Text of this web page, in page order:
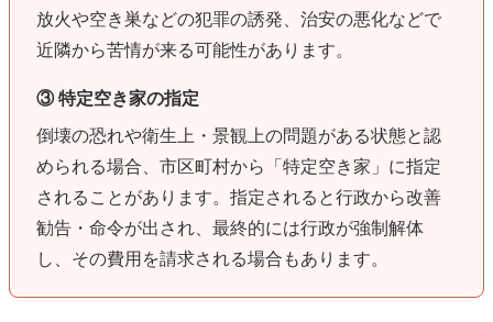
放火や空き巣などの犯罪の誘発、治安の悪化などで
近隣から苦情が来る可能性があります。
③ 特定空き家の指定
倒壊の恐れや衛生上・景観上の問題がある状態と認
められる場合、市区町村から「特定空き家」に指定
されることがあります。指定されると行政から改善
勧告・命令が出され、最終的には行政が強制解体
し、その費用を請求される場合もあります。